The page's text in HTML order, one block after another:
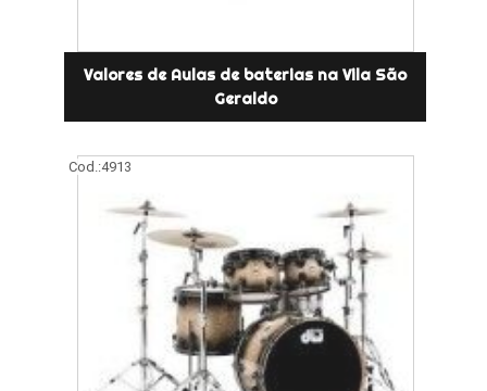
Valores de Aulas de baterias na Vila São
Geraldo
Cod.:4913